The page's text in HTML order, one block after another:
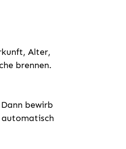
Alter,
brennen.
bewirb